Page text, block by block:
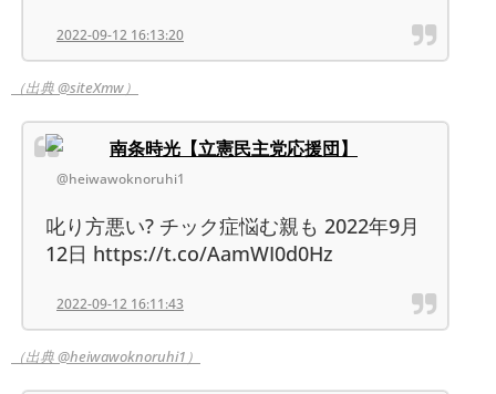
2022-09-12 16:13:20
（出典 @siteXmw）
南条時光【立憲民主党応援団】
@heiwawoknoruhi1
叱り方悪い? チック症悩む親も 2022年9月
12日 https://t.co/AamWI0d0Hz
2022-09-12 16:11:43
（出典 @heiwawoknoruhi1）